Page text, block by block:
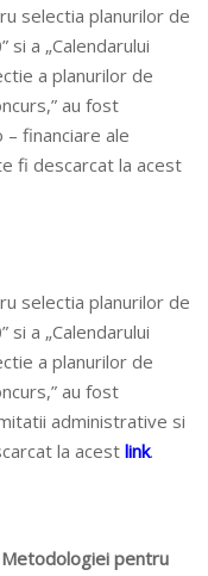
selectia planurilor de
si a „Calendarului
a planurilor de
au fost
financiare ale
fi descarcat la acest
selectia planurilor de
si a „Calendarului
a planurilor de
au fost
administrative si
la acest link.
pentru